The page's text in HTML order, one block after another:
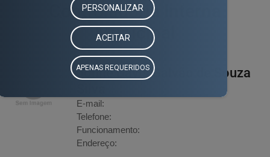
Controladoria Interna
Municipal
Jonne Davis Galvão de Souza
E-mail:
Telefone:
Funcionamento:
Endereço: